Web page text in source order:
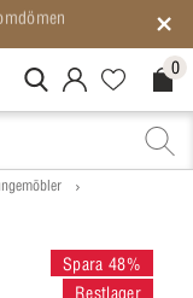
MitIlva.Login 0
Spara 48%
Restlager